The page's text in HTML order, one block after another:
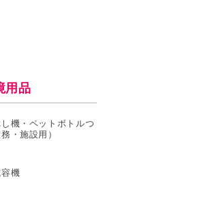
用品
機・ペットボトルつ
・施設用）
機